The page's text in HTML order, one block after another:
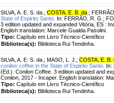
SILVA, A. E. S. da. ; COSTA, E. B. da ;
State of Espirito Santo. In: FERRÃO, R. G.;
3 edition updated and expanded Vitória, ES :
English translation: Marcele Gualda Pasolini.
Tipo: Capítulo em Livro Técnico-Científico
Biblioteca(s): Biblioteca Rui Tendinha.
SILVA, A. E. S. da. ; MASO, L. J. ; COSTA, E. B.
conilon coffee in the State of Espirito Santo. In:
(Ed.). Conilon Coffee. 3 edition updated and
Conilon, 2017 - Incaper. English translation:
Tipo: Capítulo em Livro Técnico-Científico
Biblioteca(s): Biblioteca Rui Tendinha.